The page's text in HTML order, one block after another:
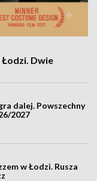
Dwie
dalej. Powszechny
2027
w Łodzi. Rusza